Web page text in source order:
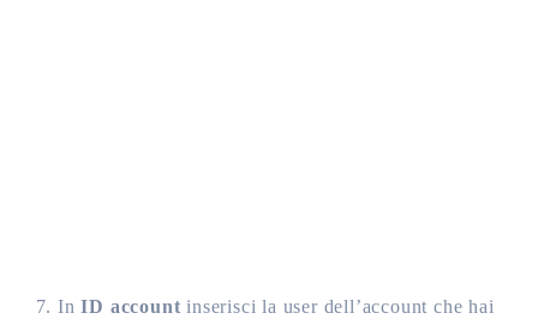
InID account inserisci la user dell’account che hai